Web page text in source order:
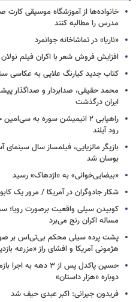
خانواده‌ها از آموزشگاه موسیقی
مدرس را مطالبه کنند
«ناریا» در تماشاخانه جوانمرد
افزایش فروش شعر با اکران فیلم نولان
کتاب جدید کیارنگ علایی به عکاسی
محمد حقیقی، صدابردار و صداگذار
ایران درگذشت
راهیابی ۲ انیمیشن سوره به
رود آیلند
بازیگر مالزیایی، فیلمساز سال سینمای
بوسان شد
«بیضایی‌خوانی» به «اژدهاک» رسید
شکار جادوگران در آمریکا / مرور یک
کوبیدن سیلی واقعیت برصورت رویا؛
مساله اکران رنج می‌برد
پشت پرده سیلی محکم بی‌تی‌اس بر
هژمونی آمریکا و افشای راز «مزرعه
حسین پاکدل پس از ۳ دهه به
دوباره «هزار داستان»
فریدون جیرانی: اکبر عبدی حیف شد